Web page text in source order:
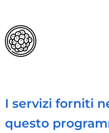
I servizi forniti
questo